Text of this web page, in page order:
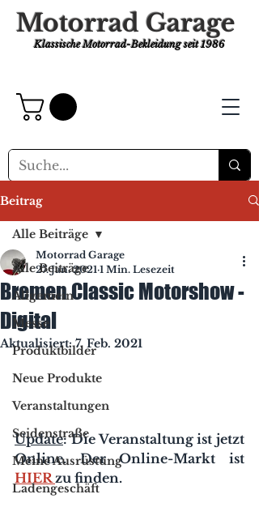
Motorrad Garage
Klassische Motorrad-Bekleidungseit 1986
Beitrag
Alle Beiträge
Allgemein
Messe
Produktbilder
Neue Produkte
Veranstaltungen
Seidenstraße
Meine Ausrüstung
Ladengeschäft
Alle Beiträge
Bremen Classic Motorshow -
Digital
Motorrad Garage
27. Jan. 2021 1 Min. Lesezeit
Aktualisiert:7. Feb. 2021
Update: Die Veranstaltung ist jetzt
HIER zu finden.